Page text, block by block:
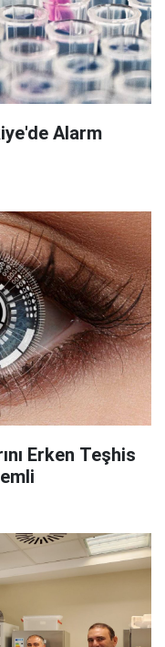
Alarm
Erken Teşhis